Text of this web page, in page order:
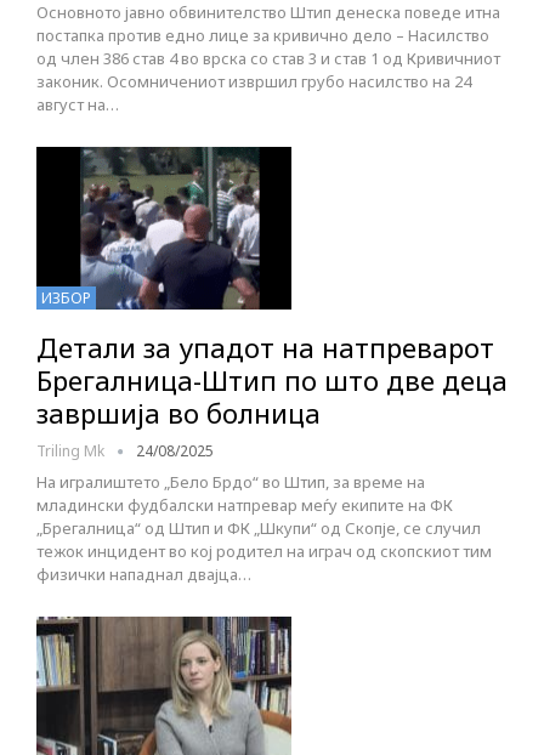
Основното јавно обвинителство Штип денеска поведе итна
постапка против едно лице за кривично дело – Насилство
од член 386 став 4 во врска со став 3 и став 1 од Кривичниот
законик. Осомничениот извршил грубо насилство на 24
август на…
ИЗБОР
Детали за упадот на натпреварот
Брегалница-Штип по што две деца
завршија во болница
Triling Mk 24/08/2025
На игралиштето „Бело Брдо“ во Штип, за време на
младински фудбалски натпревар меѓу екипите на ФК
„Брегалница“ од Штип и ФК „Шкупи“ од Скопје, се случил
тежок инцидент во кој родител на играч од скопскиот тим
физички нападнал двајца…